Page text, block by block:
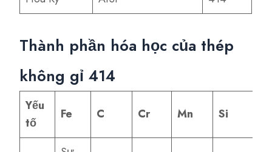
Thành phần hóa học của thép
không gỉ 414
Yếu
tố
Fe C Cr Mn Si